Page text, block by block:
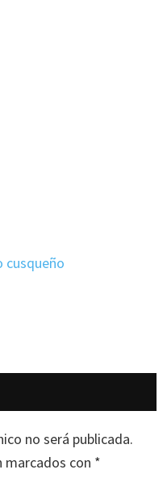
cusqueño
no será publicada.
con *